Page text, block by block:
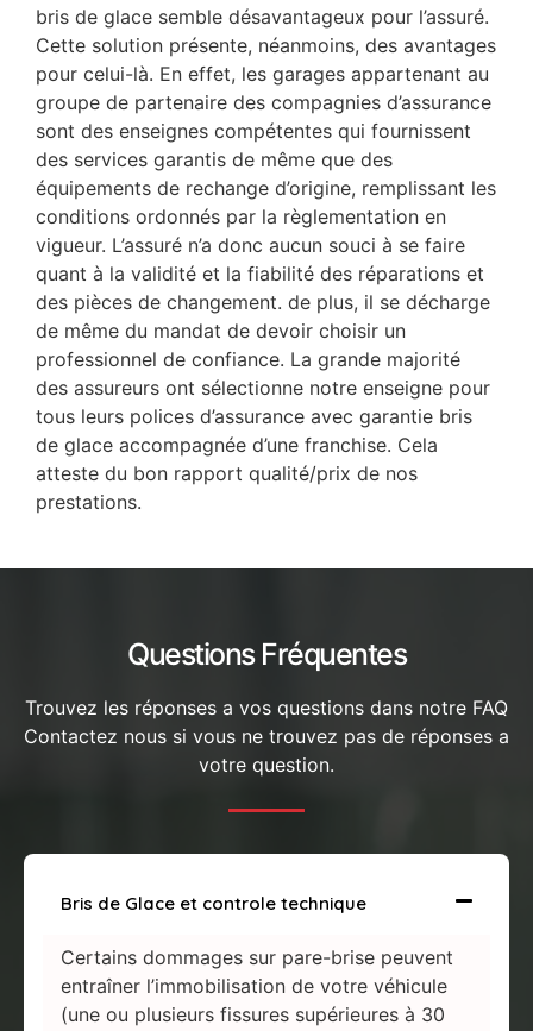
bris de glace semble désavantageux pour l’assuré.
Cette solution présente, néanmoins, des avantages
pour celui-là. En effet, les garages appartenant au
groupe de partenaire des compagnies d’assurance
sont des enseignes compétentes qui fournissent
des services garantis de même que des
équipements de rechange d’origine, remplissant les
conditions ordonnés par la règlementation en
vigueur. L’assuré n’a donc aucun souci à se faire
quant à la validité et la fiabilité des réparations et
des pièces de changement. de plus, il se décharge
de même du mandat de devoir choisir un
professionnel de confiance. La grande majorité
des assureurs ont sélectionne notre enseigne pour
tous leurs polices d’assurance avec garantie bris
de glace accompagnée d’une franchise. Cela
atteste du bon rapport qualité/prix de nos
prestations.
Questions Fréquentes
Trouvez les réponses a vos questions dans notre FAQ
Contactez nous si vous ne trouvez pas de réponses a
votre question.
Bris de Glace et controle technique
Certains dommages sur pare-brise peuvent
entraîner l’immobilisation de votre véhicule
(une ou plusieurs fissures supérieures à 30